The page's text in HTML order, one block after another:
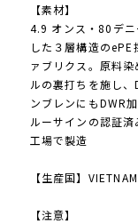
【素材】
4.9 オンス・80デ
した３層構造の
ァブリクス。原料
ルの裏打ちを施し
ンブレンにもDWR
ルーサインの認証
工場で製造
【生産国】VIETNAM
【注意】